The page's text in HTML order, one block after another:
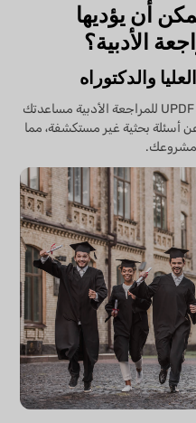
أن يؤديها
والدكتوراه
بالنسبة للمقترحات البحثية، يمكن لـ UPDF AI للمراجعة الأدبية مساعدتك
أسئلة بحثية غير مستكشفة، مما
مشروعك.